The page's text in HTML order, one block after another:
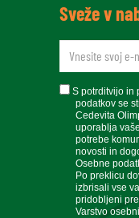
Sveže v
soglasje
S potrditvijo in
podatkov se
Cedevita
uporablja
potrebe
novosti in
Osebne
Po preklicu
izbrisali vse
pridobljeni
Varstvo